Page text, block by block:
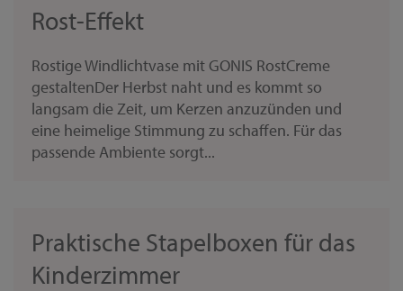
Rost-Effekt
Rostige Windlichtvase mit GONIS RostCreme
gestaltenDer Herbst naht und es kommt so
langsam die Zeit, um Kerzen anzuzünden und
eine heimelige Stimmung zu schaffen. Für das
passende Ambiente sorgt...
Praktische Stapelboxen für das
Kinderzimmer